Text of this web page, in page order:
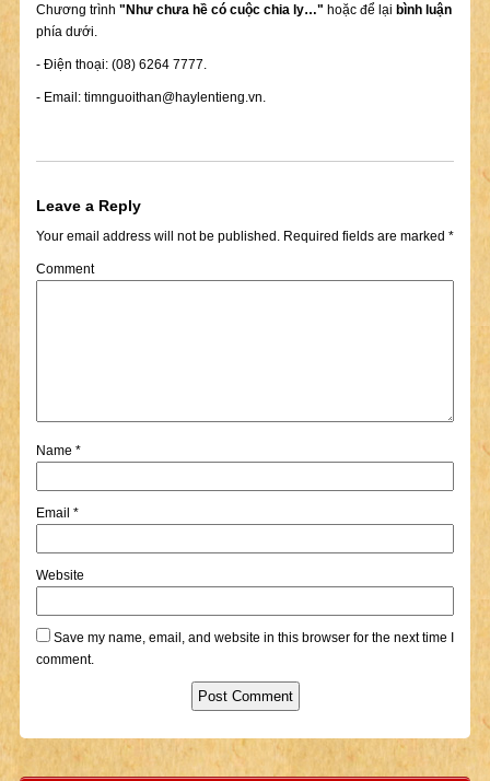
Chương trình "Như chưa hề có cuộc chia ly…" hoặc để lại bình luận
phía dưới.
- Điện thoại: (08) 6264 7777.
- Email: timnguoithan@haylentieng.vn
Leave a Reply
Your email address will not be published. Required fields are marked *
Comment
Name *
Email *
Website
Save my name, email, and website in this browser for the next time I
comment.